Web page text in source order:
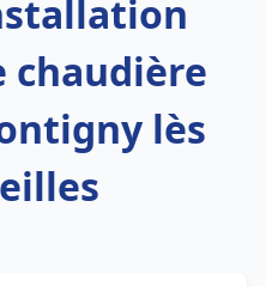
chaudière
lès